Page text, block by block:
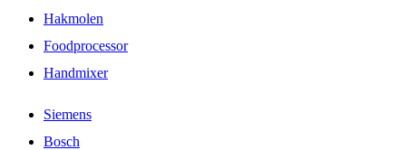
Hakmolen
Foodprocessor
Handmixer
Siemens
Bosch